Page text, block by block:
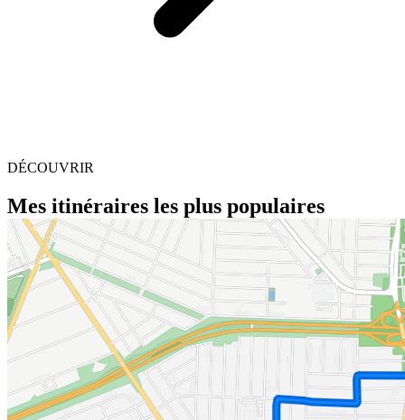
DÉCOUVRIR
Mes itinéraires les plus populaires